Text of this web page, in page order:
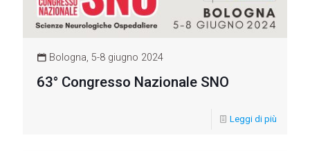
Bologna, 5-8 giugno 2024
63° Congresso Nazionale SNO
Leggi di più